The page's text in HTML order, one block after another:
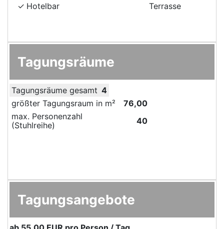
Hotelbar
Terrasse
Tagungsräume
Tagungsräume gesamt 4
größter Tagungsraum in m²
76,00
max. Personenzahl
(Stuhlreihe)
40
Tagungsangebote